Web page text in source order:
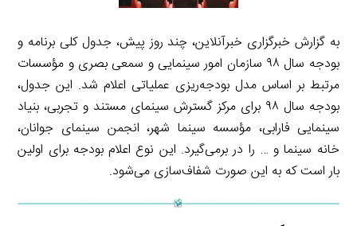
به گزارش خبرگزاری خبرآنلاین، چند روز پیش، جدول کلی برنامه و
بودجه سال ۹۸ سازمان امور سینمایی و سمعی بصری و مؤسسات
مرتبط بر اساس مدل بودجه‌ریزی عملیاتی اعلام شد. این جدول،
بودجه سال ۹۸ برای مرکز گسترش سینمای مستند و تجربی، بنیاد
سینمایی فارابی، مؤسسه سینما شهر، انجمن سینمای جوانان،
خانه سینما و … را در برمی‌گیرد. این نوع اعلام بودجه برای اولین
بار است که به این صورت شفاف‌سازی می‌شود.